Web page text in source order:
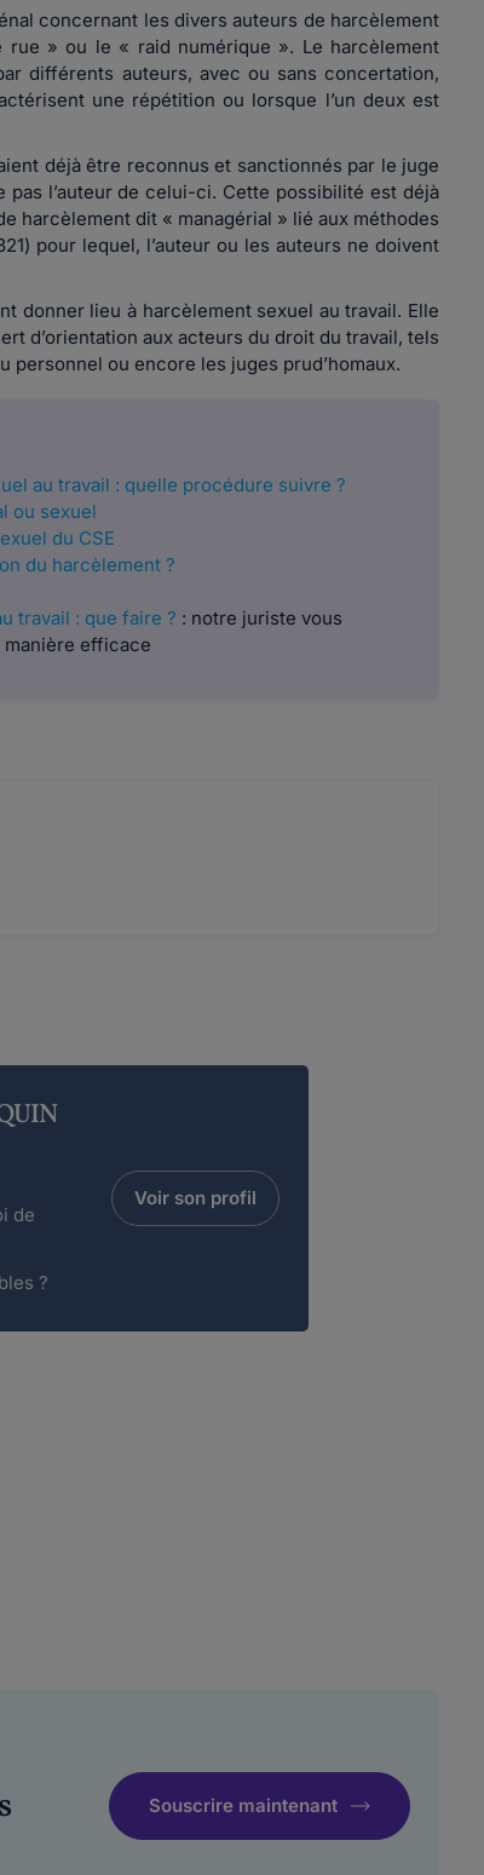
concernant les divers auteurs de harcèlement
» ou le « raid numérique ». Le harcèlement
différents auteurs, avec ou sans concertation,
une répétition ou lorsque l’un deux est
déjà être reconnus et sanctionnés par le juge
l’auteur de celui-ci. Cette possibilité est déjà
harcèlement dit « managérial » lié aux méthodes
pour lequel, l’auteur ou les auteurs ne doivent
donner lieu à harcèlement sexuel au travail. Elle
d’orientation aux acteurs du droit du travail, tels
ou encore les juges prud’homaux.
au travail : quelle procédure suivre ?
ou sexuel
du CSE
du harcèlement ?
travail : que faire ? : notre juriste vous
efficace
de
?
Voir son profil
Souscrire maintenant